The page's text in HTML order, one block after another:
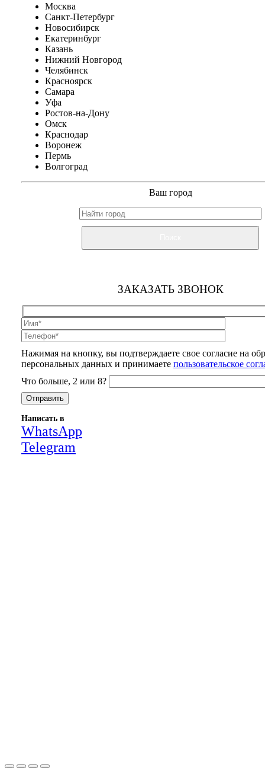
Москва
Санкт-Петербург
Новосибирск
Екатеринбург
Казань
Нижний Новгород
Челябинск
Красноярск
Самара
Уфа
Ростов-на-Дону
Омск
Краснодар
Воронеж
Пермь
Волгоград
Ваш город
ЗАКАЗАТЬ ЗВОНОК
Нажимая на кнопку, вы подтверждаете свое согласие на
персональных данных и принимаете пользовательское
Что больше, 2 или 8?
Написать в
WhatsApp
Telegram